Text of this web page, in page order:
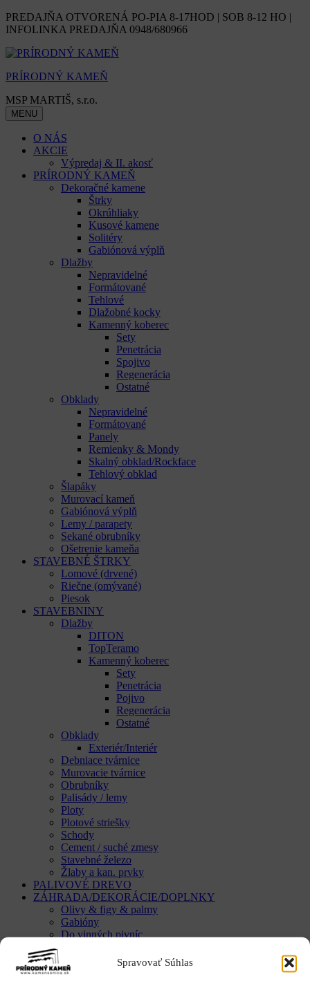
Spravovať Súhlas
Skip
to
PREDAJŇA OTVORENÁ PO-PIA 8-17HOD | SOB 8-12 HO |
INFOLINKA PREDAJŇA 0948/680966
PRÍRODNÝ KAMEŇ
MSP MARTIŠ, s.r.o.
MENU
O NÁS
AKCIE
Výpredaj & II. akosť
PRÍRODNÝ KAMEŇ
Dekoračné kamene
Štrky
Okrúhliaky
Kusové kamene
Solitéry
Gabiónová výplň
Dlažby
Nepravidelné
Formátované
Tehlové
Dlažobné kocky
Kamenný koberec
Sety
Penetrácia
Spojivo
Regenerácia
Ostatné
Obklady
Nepravidelné
Formátované
Panely
Remienky & Mondy
Skalný obklad/Rockface
Tehlový obklad
Šlapáky
Murovací kameň
Gabiónová výplň
Lemy / parapety
Sekané obrubníky
Ošetrenie kameňa
STAVEBNÉ ŠTRKY
Lomové (drvené)
Riečne (omývané)
Piesok
STAVEBNINY
Dlažby
DITON
TopTeramo
Kamenný koberec
Sety
Penetrácia
Pojivo
Regenerácia
Ostatné
Obklady
Exteriér/Interiér
Debniace tvárnice
Murovacie tvárnice
Obrubníky
Palisády / lemy
Ploty
Plotové striešky
Schody
Cement / suché zmesy
Stavebné železo
Žlaby a kan. prvky
PALIVOVÉ DREVO
ZÁHRADA/DEKORÁCIE/DOPLNKY
Olivy & figy & palmy
Gabióny
Do vinných pivníc
Húpačky & sedenia
Imitácie dreva